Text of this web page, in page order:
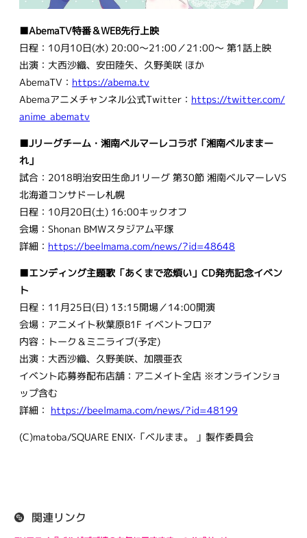
■AbemaTV特番＆WEB先行上映
日程：10月10日(水) 20:00～21:00／21:00～ 第1話上映
出演：大西沙織、安田陸矢、久野美咲 ほか
AbemaTV： https://abema.tv
Abemaアニメチャンネル公式Twitter： https://twitter.com/
anime_abematv
■Jリーグチーム・湘南ベルマーレコラボ「湘南ベルままー
れ」
試合：2018明治安田生命J1リーグ 第30節 湘南ベルマーレVS
北海道コンサドーレ札幌
日程：10月20日(土) 16:00キックオフ
会場：Shonan BMWスタジアム平塚
詳細： https://beelmama.com/news/?id=48648
■エンディング主題歌「あくまで恋煩い」CD発売記念イベン
ト
日程：11月25日(日) 13:15開場／14:00開演
会場：アニメイト秋葉原B1F イベントフロア
内容：トーク＆ミニライブ(予定)
出演：大西沙織、久野美咲、加隈亜衣
イベント応募券配布店舗：アニメイト全店 ※オンラインショ
ップ含む
詳細： https://beelmama.com/news/?id=48199
(C)matoba/SQUARE ENIX·「ベルまま。 」製作委員会
関連リンク